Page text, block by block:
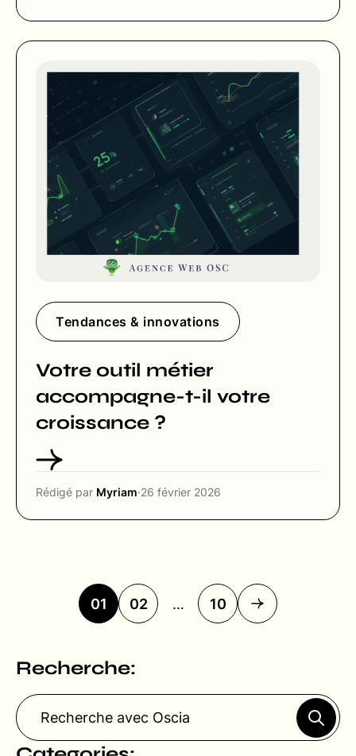
Tendances & innovations
Votre outil métier
accompagne-t-il votre
croissance ?
Rédigé par Myriam·26 février 2026
01 02 … 10
Recherche: